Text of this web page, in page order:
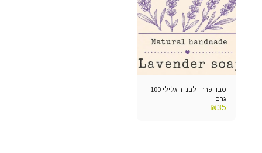
סבון פרחי לבנדר גלילי 100
גרם
₪35